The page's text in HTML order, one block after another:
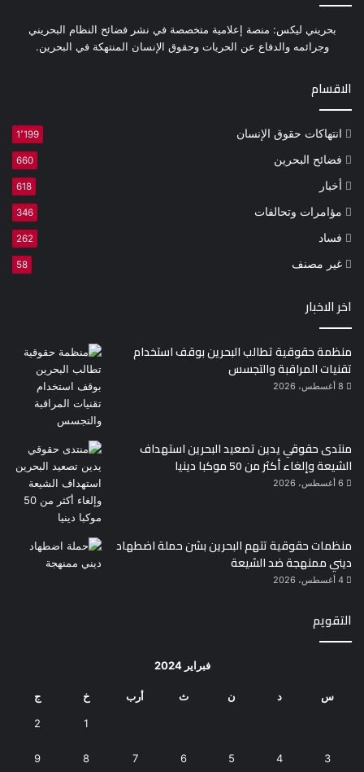
بحريني ليكس: منصة إعلامية متخصصة في نشر فضائح النظام البحريني
وجرائمه والدفاع عن الحريات وحقوق الإنسان المنتهكة في البحرين.
الاقسام
انتهاكات حقوق الإنسان 1٬199
فضائح البحرين 660
أخبار 618
مؤامرات وتحالفات 346
فساد 262
غير مصنف 58
اخر الاخبار
منظمة حقوقية تطالب البحرين بوقف استخدام
تقنيات المراقبة والتجسس
8 أغسطس، 2026
منتدى حقوقي يدين تصعيد البحرين استهداف
الشيعة وإلغاء أكثر من 50 موكبا دينيا
6 أغسطس، 2026
منظمات حقوقية تتهم البحرين بشن حملة اضطهاد
ديني ممنهجة ضد الشيعة
4 أغسطس، 2026
التقويم
فبراير 2024
س د ن ث أرب خ ج
1
2
3
4
5
6
7
8
9